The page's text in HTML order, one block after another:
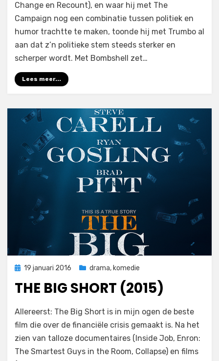
Change en Recount), en waar hij met The
Campaign nog een combinatie tussen politiek en
humor trachtte te maken, toonde hij met Trumbo al
aan dat z’n politieke stem steeds sterker en
scherper wordt. Met Bombshell zet…
Lees meer...
Geplaatst
19 januari 2016 drama, komedie
THE BIG SHORT (2015)
Filmofiel.nl
Laat een reactie achter
op
Big
Short
(2015)
Allereerst: The Big Short is in mijn ogen de beste
film die over de financiële crisis gemaakt is. Na het
zien van talloze documentaires (Inside Job, Enron:
The Smartest Guys in the Room, Collapse) en films